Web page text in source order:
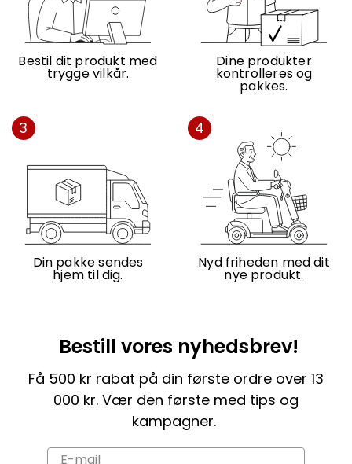
Bestil dit produkt med
trygge vilkår.
Dine produkter
kontrolleres og
pakkes.
3
Din pakke sendes
hjem til dig.
4
Nyd friheden med dit
nye produkt.
Bestill vores nyhedsbrev!
Få 500 kr rabat på din første ordre over 13
000 kr. Vær den første med tips og
kampagner.